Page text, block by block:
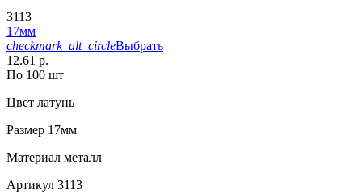
3113
17мм
checkmark_alt_circleВыбрать
12.61 р.
По 100 шт
Цвет латунь
Размер 17мм
Материал металл
Артикул 3113